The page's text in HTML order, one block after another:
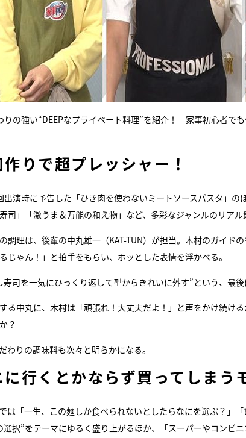
の強い“DEEPなプライベート料理”を紹介！ 家事初心者で
りで超プレッシャー！
演時に予告した「ひき肉を使わないミートソースパスタ」の
」「激うま＆万能の和え物」など、多彩なジャンルのリアル
調理は、後輩の中丸雄一（KAT-TUN）が担当。木村のガイド
ゃん！」と拍手をもらい、ホッとした表情を浮かべる。
司を一気にひっくり返して型からきれいに外す”という、最後
る中丸に、木村は「頑張れ！大丈夫だよ！」と声をかけ続け
？
りの調味料も次々と明らかになる。
行くとかならず買ってしまう
は「一生、この麺しか食べられないとしたらなにを選ぶ？」
択”をテーマにゆるく盛り上がるほか、「スーパーやコンビ